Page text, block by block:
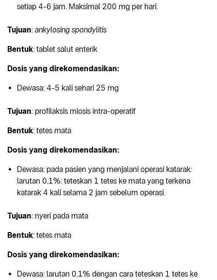
setiap 4-6 jam. Maksimal 200 mg per hari.
Tujuan: ankylosing spondylitis
Bentuk: tablet salut enterik
Dosis yang direkomendasikan:
Dewasa: 4-5 kali sehari 25 mg
Tujuan: profilaksis miosis intra-operatif
Bentuk: tetes mata
Dosis yang direkomendasikan:
Dewasa: pada pasien yang menjalani operasi katarak:
larutan 0,1%: teteskan 1 tetes ke mata yang terkena
katarak 4 kali selama 2 jam sebelum operasi.
Tujuan: nyeri pada mata
Bentuk: tetes mata
Dosis yang direkomendasikan:
Dewasa: larutan 0,1% dengan cara teteskan 1 tetes ke